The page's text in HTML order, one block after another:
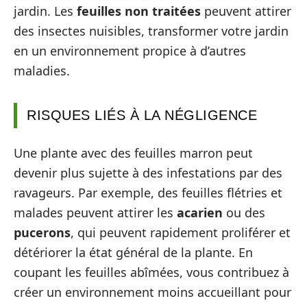
jardin. Les feuilles non traitées peuvent attirer
des insectes nuisibles, transformer votre jardin
en un environnement propice à d’autres
maladies.
RISQUES LIÉS À LA NÉGLIGENCE
Une plante avec des feuilles marron peut
devenir plus sujette à des infestations par des
ravageurs. Par exemple, des feuilles flétries et
malades peuvent attirer les acarien ou des
pucerons, qui peuvent rapidement proliférer et
détériorer la état général de la plante. En
coupant les feuilles abîmées, vous contribuez à
créer un environnement moins accueillant pour